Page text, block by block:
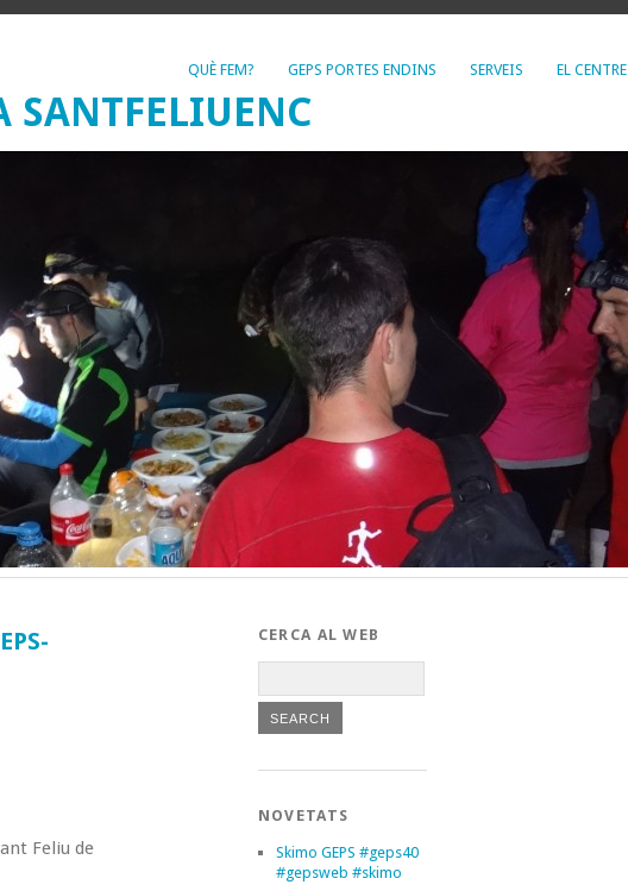
QUÈ FEM? GEPS PORTES ENDINS SERVEIS EL CENTRE
SANTFELIUENC
Feliu de
CERCA AL WEB
NOVETATS
Skimo GEPS #geps40
#gepsweb #skimo